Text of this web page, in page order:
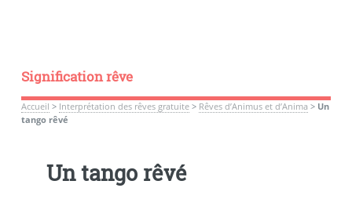
Signification rêve
Accueil > Interprétation des rêves gratuite> Rêves d’Animus et d’Anima > Un
tango rêvé
Un tango rêvé